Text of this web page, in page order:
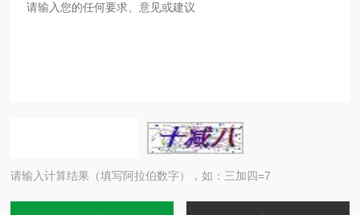
请输入计算结果（填写阿拉伯数字），如：三加四=7